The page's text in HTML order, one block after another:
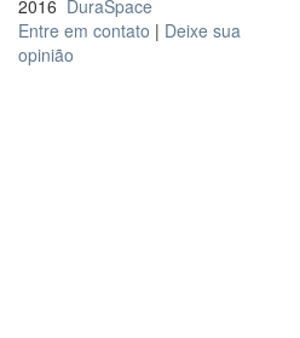
2016 DuraSpace
Entre em contato | Deixe sua
opinião